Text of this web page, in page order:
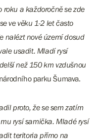
a každoročně se zde
ve věku 1-2 let často
nalézt nové území dosud
usadit. Mladí rysí
než 150 km vzdušnou
parku Šumava.
proto, že se sem zatím
rysí samička. Mladé rysí
teritoria přímo na